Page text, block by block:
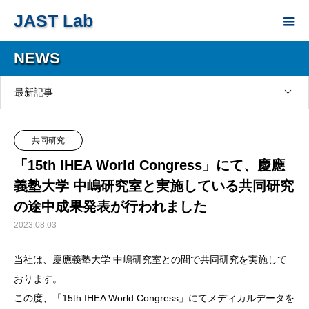
JAST Lab
NEWS
最新記事
共同研究
「15th IHEA World Congress」にて、慶應
義塾大学 中嶋研究室と実施している共同研究
の途中成果発表が行われました
2023.08.03
当社は、慶應義塾大学 中嶋研究室との間で共同研究を実施して
おります。
この度、「15th IHEA World Congress」にてメディカルデータを